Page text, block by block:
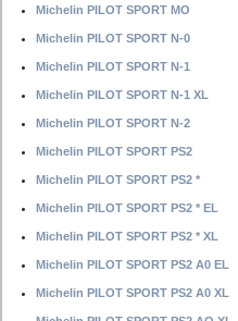
Michelin PILOT SPORT MO
Michelin PILOT SPORT N-0
Michelin PILOT SPORT N-1
Michelin PILOT SPORT N-1 XL
Michelin PILOT SPORT N-2
Michelin PILOT SPORT PS2
Michelin PILOT SPORT PS2 *
Michelin PILOT SPORT PS2 * EL
Michelin PILOT SPORT PS2 * XL
Michelin PILOT SPORT PS2 A0 EL
Michelin PILOT SPORT PS2 A0 XL